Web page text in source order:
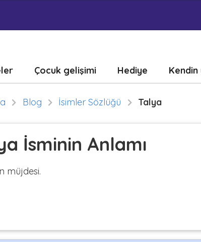
Çocuk gelişimi Hediye Kendin
Blog İsimler Sözlüğü Talya
İsminin Anlamı
müjdesi.